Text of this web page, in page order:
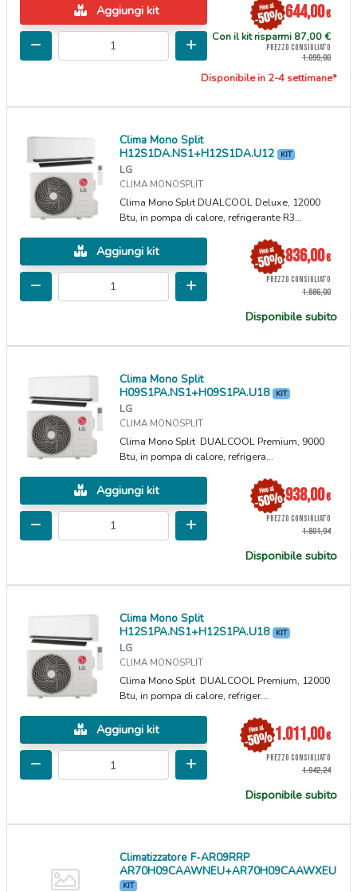
Aggiungi kit 644,00€
Con il kit risparmi 87,00 €
PREZZO CONSIGLIATO
1.099,00
Disponibile in 2-4 settimane*
Clima Mono Split
H12S1DA.NS1+H12S1DA.U12 KIT
LG
CLIMA MONOSPLIT
Clima Mono Split DUALCOOL Deluxe, 12000
Btu, in pompa di calore, refrigerante R3...
Aggiungi kit 836,00€
PREZZO CONSIGLIATO
1.586,00
Disponibile subito
Clima Mono Split
H09S1PA.NS1+H09S1PA.U18 KIT
LG
CLIMA MONOSPLIT
Clima Mono Split DUALCOOL Premium, 9000
Btu, in pompa di calore, refrigera...
Aggiungi kit 938,00€
PREZZO CONSIGLIATO
1.801,94
Disponibile subito
Clima Mono Split
H12S1PA.NS1+H12S1PA.U18 KIT
LG
CLIMA MONOSPLIT
Clima Mono Split DUALCOOL Premium, 12000
Btu, in pompa di calore, refriger...
Aggiungi kit 1.011,00€
PREZZO CONSIGLIATO
1.942,24
Disponibile subito
Climatizzatore F-AR09RRP
AR70H09CAAWNEU+AR70H09CAAWXEU
KIT